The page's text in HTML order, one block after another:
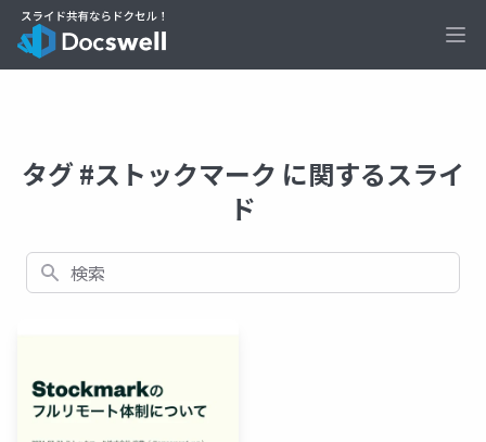
タグ #ストックマーク に関するスライ
ド
検索